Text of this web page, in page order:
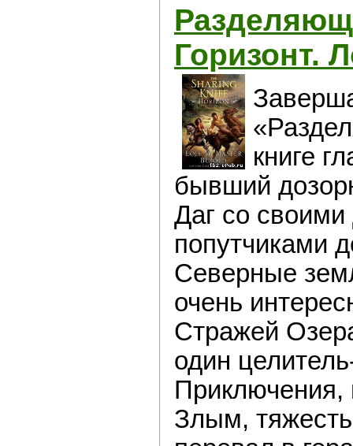
Горизонт.
книге
бывший
Даг со
попутчиками
Северные
очень
Стражей
один
Приключения,
Злым,